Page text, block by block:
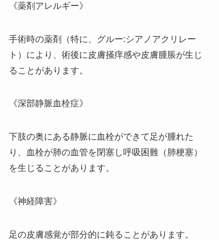
《薬剤アレルギー》
手術時の薬剤（特に、グルー:シアノアクリレー
ト）により、術後に皮膚掻痒感や皮膚腫脹が生じ
ることがあります。
《深部静脈血栓症》
下肢の奥にある静脈に血栓ができて足が腫れた
り、血栓が肺の血管を閉塞し呼吸困難（肺梗塞）
を生じることがあります。
《神経障害》
足の皮膚感覚が部分的に鈍ることがあります。